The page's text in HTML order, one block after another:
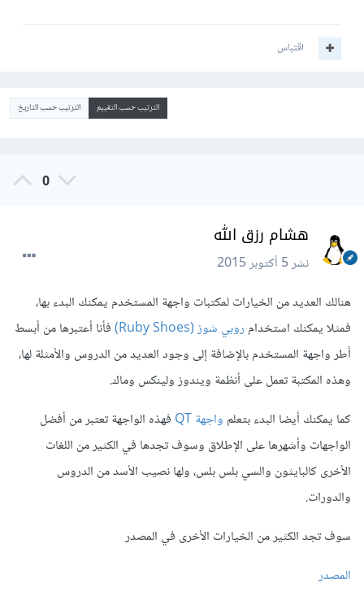
اقتباس
الترتيب حسب التقييم الترتيب حسب التاريخ
0
هشام رزق الله
نشر5 أكتوبر 2015
هنالك العديد من الخيارات لمكتبات واجهة المستخدم يمكنك البدء بها،
فمثلا يمكنك استخدام روبي شوز (Ruby Shoes)
فأنا أعتبرها من أبسط
أطر واجهة المستخدم بالإضافة إلى وجود العديد من الدروس والأمثلة لها،
وهذه المكتبة تعمل على أنظمة ويندوز ولينكس وماك.
كما يمكنك أيضا البدء بتعلم واجهة QT
فهذه الواجهة تعتبر من أفضل
الواجهات وأشهرها على الإطلاق وسوف تجدها في الكثير من اللغات
الأخرى كالبايثون والسي بلس بلس، ولها نصيب الأسد من الدروس
والدورات.
سوف تجد الكثير من الخيارات الأخرى في المصدر
المصدر